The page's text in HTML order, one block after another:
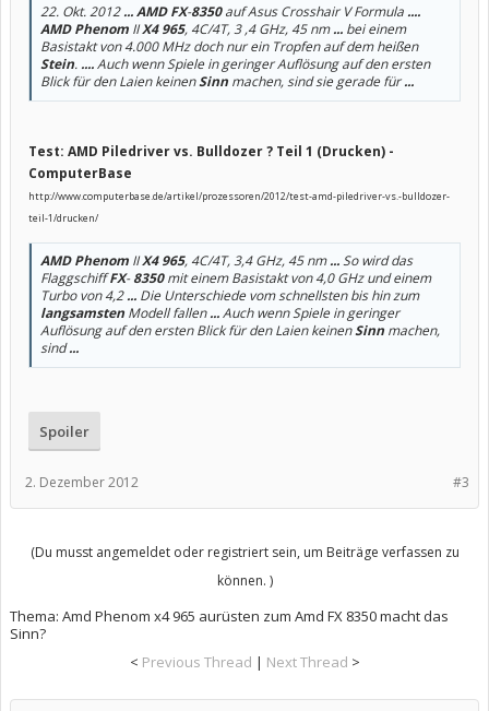
22. Okt. 2012...AMD FX-8350auf Asus Crosshair V Formula ....
AMD Phenom IIX4 965, 4C/4T, 3 ,4 GHz, 45 nm... bei einem
Basistakt von 4.000 MHz doch nur ein Tropfen auf dem heißen
Stein. ....Auch wenn Spiele in geringer Auflösung auf den ersten
Blick für den Laien keinenSinn machen, sind sie gerade für...
Test: AMD Piledriver vs. Bulldozer ? Teil 1 (Drucken) -
ComputerBase
http://www.computerbase.de/artikel/prozessoren/2012/test-amd-piledriver-vs.-bulldozer-
teil-1/drucken/
AMD Phenom IIX4 965, 4C/4T, 3,4 GHz, 45 nm...So wird das
FlaggschiffFX-8350mit einem Basistakt von 4,0 GHz und einem
Turbo von 4,2... Die Unterschiede vom schnellsten bis hin zum
langsamsten Modell fallen...Auch wenn Spiele in geringer
Auflösung auf den ersten Blick für den Laien keinenSinn machen,
sind...
Spoiler
#3
2. Dezember 2012
(Du musst angemeldet oder registriert sein, um Beiträge verfassen zu
können. )
Thema: Amd Phenom x4 965 aurüsten zum Amd FX 8350 macht das
Sinn?
< Previous Thread | Next Thread >